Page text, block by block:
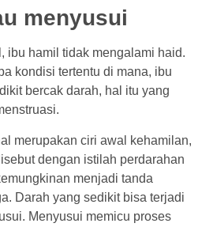
menyusui
ibu hamil tidak mengalami haid.
kondisi tertentu di mana, ibu
bercak darah, hal itu yang
merupakan ciri awal kehamilan,
dengan istilah perdarahan
menjadi tanda
Darah yang sedikit bisa terjadi
Menyusui memicu proses